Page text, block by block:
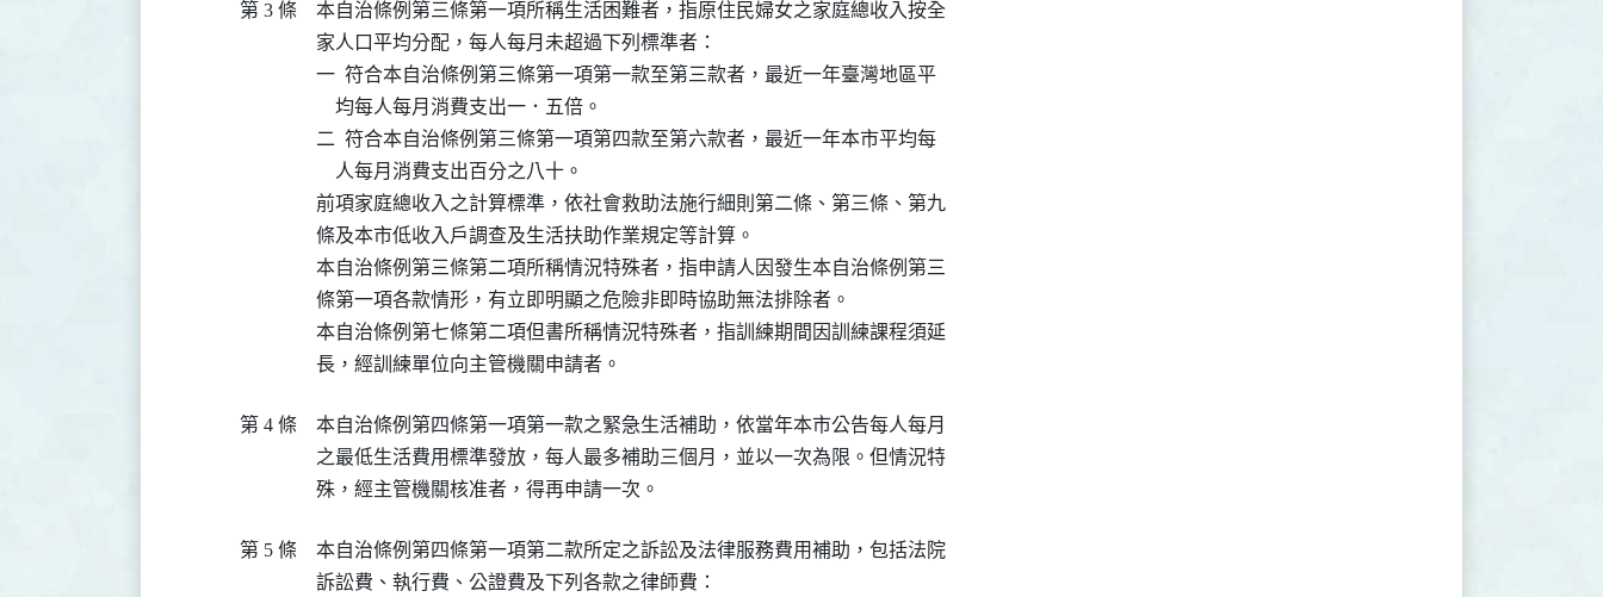
第 3 條
本自治條例第三條第一項所稱生活困難者，指原住民婦女之家庭總收入按全
家人口平均分配，每人每月未超過下列標準者：
一  符合本自治條例第三條第一項第一款至第三款者，最近一年臺灣地區平
    均每人每月消費支出一．五倍。
二  符合本自治條例第三條第一項第四款至第六款者，最近一年本市平均每
    人每月消費支出百分之八十。
前項家庭總收入之計算標準，依社會救助法施行細則第二條、第三條、第九
條及本市低收入戶調查及生活扶助作業規定等計算。
本自治條例第三條第二項所稱情況特殊者，指申請人因發生本自治條例第三
條第一項各款情形，有立即明顯之危險非即時協助無法排除者。
本自治條例第七條第二項但書所稱情況特殊者，指訓練期間因訓練課程須延
長，經訓練單位向主管機關申請者。
第 4 條
本自治條例第四條第一項第一款之緊急生活補助，依當年本市公告每人每月
之最低生活費用標準發放，每人最多補助三個月，並以一次為限。但情況特
殊，經主管機關核准者，得再申請一次。
第 5 條
本自治條例第四條第一項第二款所定之訴訟及法律服務費用補助，包括法院
訴訟費、執行費、公證費及下列各款之律師費：